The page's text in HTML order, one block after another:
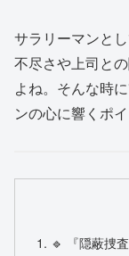
サラリーマンと
不尽さや上司と
よね。そんな時
ンの心に響くポ
🔹 『隠蔽捜